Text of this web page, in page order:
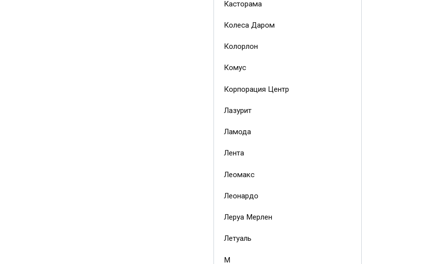
Касторама
Колеса Даром
Колорлон
Комус
Корпорация Центр
Лазурит
Ламода
Лента
Леомакс
Леонардо
Леруа Мерлен
Летуаль
М